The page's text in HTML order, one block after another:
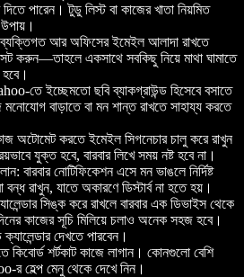
পারেন। টুডু লিস্ট বা কাজের খাতা নিয়মিত
ব্যক্তিগত আর অফিসের ইমেইল আলাদা রাখতে
করুন—তাহলে একসাথে সবকিছু নিয়ে মাথা ঘামাতে
তে ইচ্ছেমতো ছবি ব্যাকগ্রাউন্ড হিসেবে বসাতে
মনোযোগ বাড়াতে বা মন শান্ত রাখতে সাহায্য করতে
অটোমেট করতে ইমেইল সিগনেচার চালু করে রাখুন
যুক্ত হবে, বারবার লিখে সময় নষ্ট হবে না।
বারবার নোটিফিকেশন এসে মন ভাঙলে নির্দিষ্ট
রাখুন, যাতে অকারণে ডিস্টার্ব না হতে হয়।
সিঙ্ক করে রাখলে বারবার এক ডিভাইস থেকে
কাজের সূচি মিলিয়ে চলাও অনেক সহজ হবে।
দেখতে পারবেন।
কিবোর্ড শর্টকাট কাজে লাগান। কোনগুলো বেশি
র হেল্প মেনু থেকে দেখে নিন।